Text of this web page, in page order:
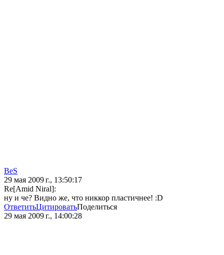
BeS
29 мая 2009 г., 13:50:17
Re[Amid Niral]:
ну и че? Видно же, что никкор пластичнее! :D
ОтветитьЦитироватьПоделиться
29 мая 2009 г., 14:00:28